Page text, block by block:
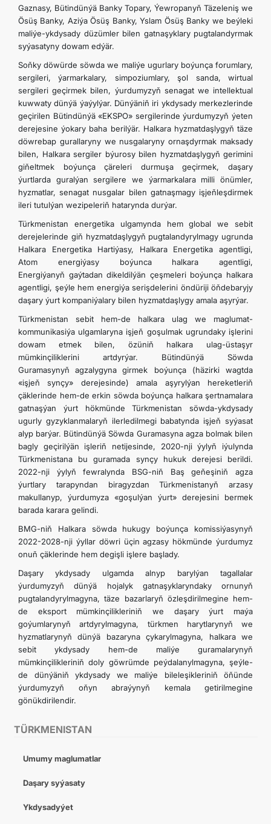
TÜRKMENISTAN
Umumy maglumatlar
Daşary syýasaty
Ykdysadyýet
Gaznasy, Bütindünýä Banky Topary, Ýewropanyň Täzeleniş we
Ösüş Banky, Aziýa Ösüş Banky, Yslam Ösüş Banky we beýleki
maliýe-ykdysady düzümler bilen gatnaşyklary pugtalandyrmak
syýasatyny dowam edýär.
Soň­ky döwürde söwda we maliýe ugurlary boýunça forumlary,
sergileri, ýarmarkalary, simpoziumlary, şol sanda, wirtual
sergileri geçirmek bilen, ýurdumyzyň senagat we intellektual
kuwwaty dünýä ýaýylýar. Dünýäniň iri ykdysady merkezlerinde
geçirilen Bütindünýä «EKSPO» sergilerinde ýurdumyzyň ýeten
derejesine ýokary baha berilýär. Halkara hyzmatdaşlygyň täze
döwrebap gurallaryny we nusgalaryny ornaşdyrmak maksady
bilen, Halkara sergiler býurosy bilen hyzmatdaşlygyň gerimini
gi­ňeltmek boýunça çäreleri durmuşa geçirmek, daşary
ýurtlarda guralýan sergilere we ýarmarkalara milli önümler,
hyzmatlar, senagat nusgalar bilen gatnaşmagy işjeňleşdirmek
ileri tutulýan wezipeleriň hatarynda durýar.
Türkmenistan energetika ulgamynda hem global we sebit
derejelerinde giň hyzmatdaşlygyň pugtalandyrylmagy ugrunda
Halkara Energetika Hartiýasy, Halkara Energetika agentligi,
Atom energiýasy boýunca halkara agentligi,
Energiýanyň gaýtadan dikeldilýän çeşmeleri boýunça halkara
agentligi, şeýle hem energiýa serişdelerini öndüriji öňdebaryjy
daşary ýurt kompaniýalary bilen hyzmatdaşlygy amala aşyrýar.
Türkmenistan sebit hem-de halkara ulag we maglumat-
kommunikasiýa ulgamlaryna işjeň goşulmak ugrundaky işlerini
dowam etmek bilen, özüniň halkara ulag-üstaşyr
mümkinçiliklerini artdyrýar. Bütindünýä Söwda
Guramasynyň
agzalygyna girmek boýunça (häzirki wagtda
«işjeň synçy» derejesinde) amala aşyrylýan hereketleriň
çäklerinde hem-de erkin söwda boýunça halkara şertnamalara
gatnaşýan ýurt hökmünde Türkmenistan söwda-ykdysady
ugurly gyzyklanmalaryň ilerledilmegi babatynda işjeň syýasat
alyp barýar. Bütindünýä Söwda Guramasyna agza bolmak bilen
bagly geçirilýän işleriň netijesinde, 2020-nji ýylyň iýulynda
Türkmenistana bu guramada synçy hukuk derejesi berildi.
2022-nji ýylyň fewralynda BSG-niň Baş geňeşiniň agza
ýurtlary tarapyndan biragyzdan Türkmenistanyň arzasy
makullanyp, ýurdumyza «goşulýan ýurt» derejesini bermek
barada karara gelindi.
BMG-niň Halkara söwda hukugy boýunça komissiýasynyň
2022-2028-nji ýyllar döwri üçin agzasy hökmünde ýurdumyz
onuň çäklerinde hem degişli işlere başlady.
Daşary ykdysady ulgamda alnyp barylýan tagallalar
ýurdumyzyň dünýä hojalyk gatnaşyklaryndaky ornunyň
pugtalandyrylmagyna, täze bazarlaryň özleşdirilmegine hem-
de eksport mümkinçilikleriniň we daşary ýurt maýa
goýumlarynyň artdyrylmagyna, türkmen harytlarynyň we
hyzmatlarynyň dünýä bazaryna çykarylmagyna, halkara we
sebit ykdysady hem-de maliýe guramalarynyň
mümkinçilikleriniň doly göwrümde peýdalanylmagyna, şeýle-
de dünýäniň ykdysady we maliýe bileleşikleriniň öňünde
ýurdumyzyň oňyn abraýynyň kemala getirilmegine
gönükdirilendir.